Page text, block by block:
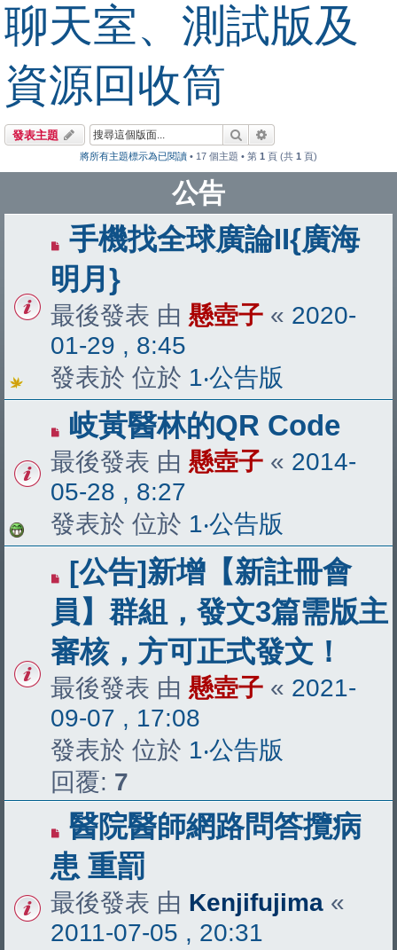
聊天室、測試版及
資源回收筒
發表主題 搜尋
將所有主題標示為已閱讀 • 17 個主題 • 第 1 頁 (共 1 頁)
公告
手機找全球廣論II{廣海
明月}
最後發表 由 懸壺子 « 2020-
01-29 , 8:45
發表於 位於 1‧公告版
岐黃醫林的QR Code
最後發表 由 懸壺子 « 2014-
05-28 , 8:27
發表於 位於 1‧公告版
[公告]新增【新註冊會
員】群組，發文3篇需版主
審核，方可正式發文！
最後發表 由 懸壺子 « 2021-
09-07 , 17:08
發表於 位於 1‧公告版
回覆: 7
醫院醫師網路問答攬病
患 重罰
最後發表 由 Kenjifujima «
2011-07-05 , 20:31